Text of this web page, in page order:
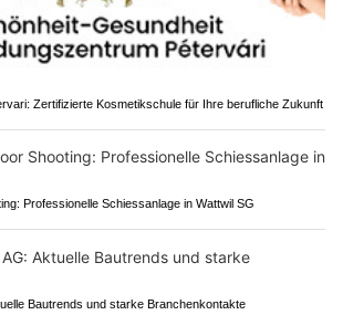
Zertifizierte Kosmetikschule für Ihre berufliche Zukunft
Professionelle Schiessanlage in Wattwil SG
Bautrends und starke Branchenkontakte